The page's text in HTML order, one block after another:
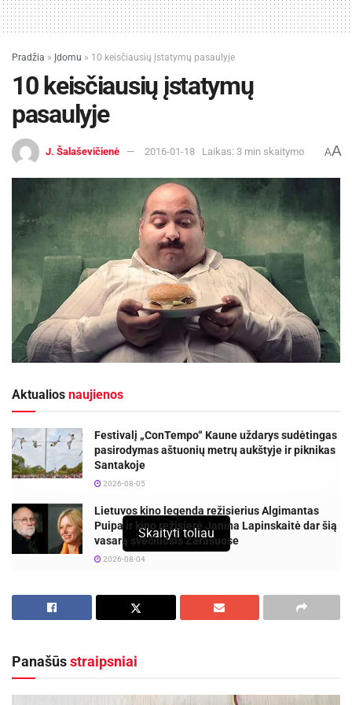
Pradžia » Įdomu » 10 keisčiausių įstatymų pasaulyje
10 keisčiausių įstatymų
pasaulyje
J. Šalaševičienė 2016-01-18 Laikas: 3 min skaitymo AA
Aktualios naujienos
Festivalį „ConTempo“ Kaune uždarys sudėtingas
pasirodymas aštuonių metrų aukštyje ir piknikas
Santakoje
2026-08-05
Lietuvos kino legenda režisierius Algimantas
Puipa ir kino režisierė Janina Lapinskaitė dar šią
vasarą svečiuosis Zarasuose
2026-08-04
Kartais žmonės teigia, jog vienas ar kitas
tokių įstatymų, kurių egzistavimas tiesiog
absurdiškas. Štai pateikiame 10 pačių
Skaityti toliau
Panašūsstraipsniai